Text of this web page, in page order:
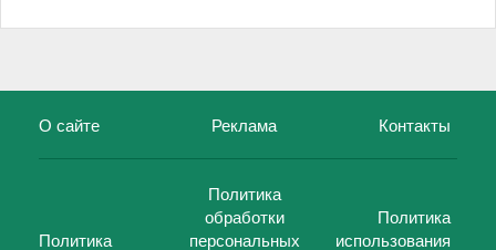
О сайте Реклама Контакты
Политика
Политика
обработки
персональных
Политика
использования